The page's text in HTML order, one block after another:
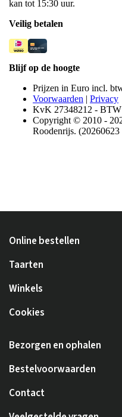
Online bestellen
Taarten
Winkels
Cookies
Bezorgen en ophalen
Bestelvoorwaarden
Contact